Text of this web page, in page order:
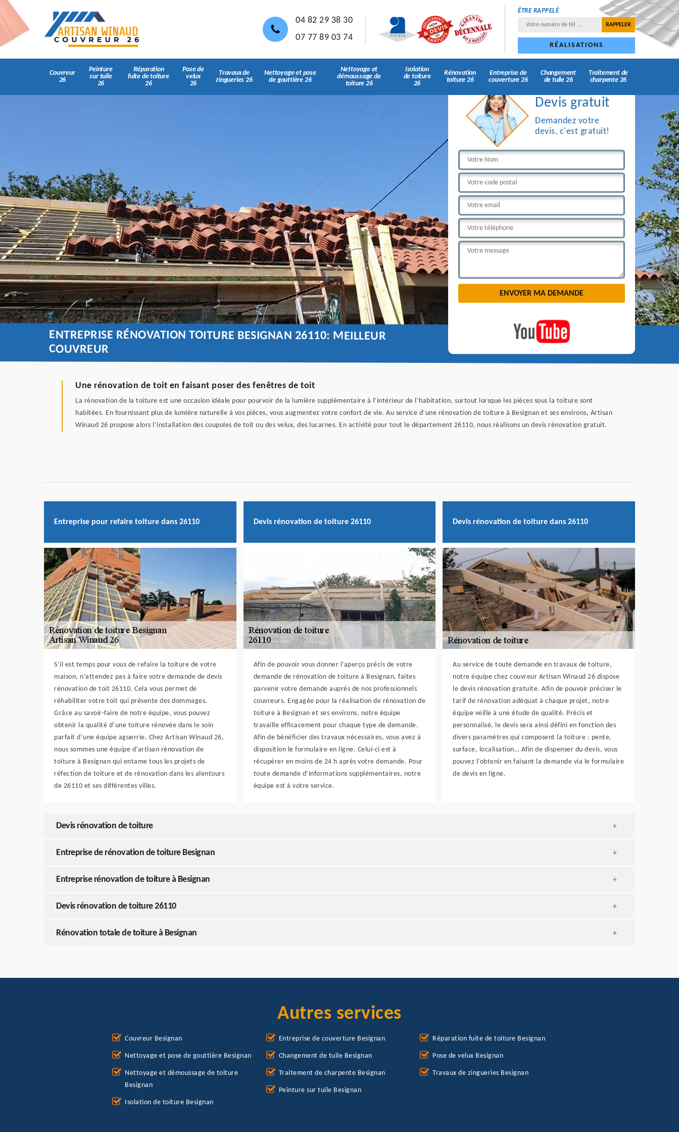
04 82 29 38 30
07 77 89 03 74
ÊTRE RAPPELÉ
RÉALISATIONS
Couvreur
26
Peinture
sur tuile
26
Réparation
fuite de toiture
26
Pose de
velux
26
Travaux de
zingueries 26
Nettoyage et pose
de gouttière 26
Nettoyage et
démoussage de
toiture 26
Isolation
de toiture
26
Rénovation
toiture 26
Entreprise de
couverture 26
Changement
de tuile 26
Traitement de
charpente 26
Devis gratuit
Demandez votre
devis, c'est gratuit!
ENTREPRISE RÉNOVATION TOITURE BESIGNAN 26110: MEILLEUR
COUVREUR
Une rénovation de toit en faisant poser des fenêtres de toit
La rénovation de la toiture est une occasion idéale pour pourvoir de la lumière supplémentaire à l’intérieur de l’habitation, surtout lorsque les pièces sous la toiture sont
habitées. En fournissant plus de lumière naturelle à vos pièces, vous augmentez votre confort de vie. Au service d’une rénovation de toiture à Besignan et ses environs, Artisan
Winaud 26 propose alors l’installation des coupoles de toit ou des velux, des lucarnes. En activité pour tout le département 26110, nous réalisons un devis rénovation gratuit.
Entreprise pour refaire toiture dans 26110
S’il est temps pour vous de refaire la toiture de votre
maison, n’attendez pas à faire votre demande de devis
rénovation de toit 26110. Cela vous permet de
réhabiliter votre toit qui présente des dommages.
Grâce au savoir-faire de notre équipe, vous pouvez
obtenir la qualité d’une toiture rénovée dans le soin
parfait d’une équipe aguerrie. Chez Artisan Winaud 26,
nous sommes une équipe d’artisan rénovation de
toiture à Besignan qui entame tous les projets de
réfection de toiture et de rénovation dans les alentours
de 26110 et ses différentes villes.
Devis rénovation de toiture 26110
Afin de pouvoir vous donner l’aperçu précis de votre
demande de rénovation de toiture à Besignan, faites
parvenir votre demande auprès de nos professionnels
couvreurs. Engagée pour la réalisation de rénovation de
toiture à Besignan et ses environs, notre équipe
travaille efficacement pour chaque type de demande.
Afin de bénéficier des travaux nécessaires, vous avez à
disposition le formulaire en ligne. Celui-ci est à
récupérer en moins de 24 h après votre demande. Pour
toute demande d’informations supplémentaires, notre
équipe est à votre service.
Devis rénovation de toiture dans 26110
Au service de toute demande en travaux de toiture,
notre équipe chez couvreur Artisan Winaud 26 dispose
le devis rénovation gratuite. Afin de pouvoir préciser le
tarif de rénovation adéquat à chaque projet, notre
équipe veille à une étude de qualité. Précis et
personnalisé, le devis sera ainsi défini en fonction des
divers paramètres qui composent la toiture : pente,
surface, localisation… Afin de dispenser du devis, vous
pouvez l’obtenir en faisant la demande via le formulaire
de devis en ligne.
Devis rénovation de toiture +
Entreprise de rénovation de toiture Besignan +
Entreprise rénovation de toiture à Besignan +
Devis rénovation de toiture 26110 +
Rénovation totale de toiture à Besignan +
Autres services
Couvreur Besignan
Nettoyage et pose de gouttière Besignan
Nettoyage et démoussage de toiture
Besignan
Isolation de toiture Besignan
Entreprise de couverture Besignan
Changement de tuile Besignan
Traitement de charpente Besignan
Peinture sur tuile Besignan
Réparation fuite de toiture Besignan
Pose de velux Besignan
Travaux de zingueries Besignan